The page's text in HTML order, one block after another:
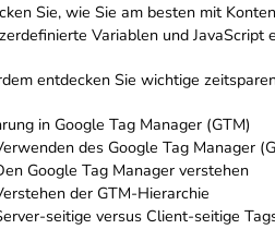
Sie, wie Sie am besten mit
Variablen und
entdecken Sie wichtige
in Google Tag Manager (GTM)
des Google Tag Manager
Google Tag Manager verstehen
der GTM-Hierarchie
seitige versus Client-seitige